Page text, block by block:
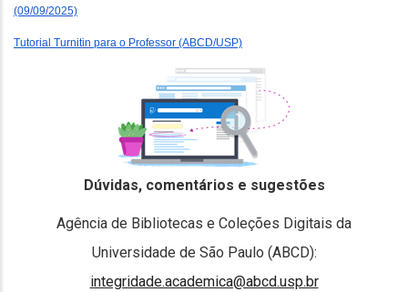
(09/09/2025)
Tutorial Turnitin para o Professor (ABCD/USP)
Dúvidas, comentários e sugestões
Agência de Bibliotecas e Coleções Digitais da
Universidade de São Paulo (ABCD):
integridade.academica@abcd.usp.br